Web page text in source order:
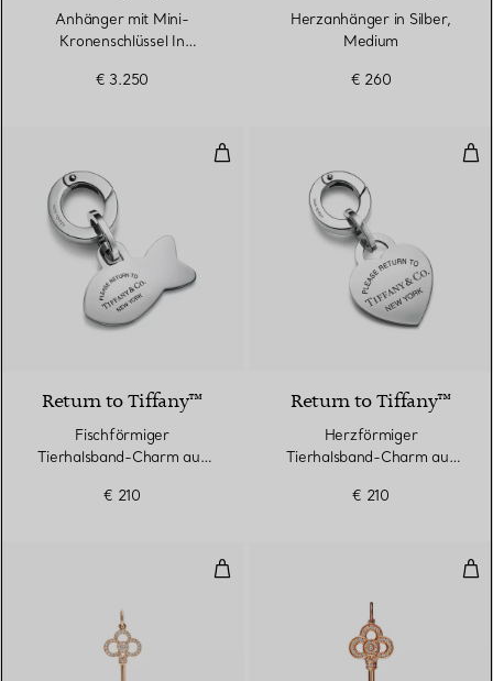
Anhänger mit Mini-
Kronenschlüssel In
Diamanten
€ 3.250
Herzanhänger in Silber,
Medium
€ 260
Fischförmiger Tierhalsband-
Return to Tiffany™
Fischförmiger
Tierhalsband-Charm aus
€ 210
Return to Tiffany™
Herzförmiger
Tierhalsband-Charm aus
€ 210
Kronenschlüssel in Roségold